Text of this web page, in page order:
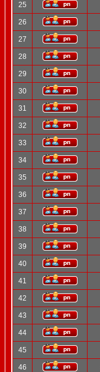
25
26
27
28
29
30
31
32
33
34
35
36
37
38
39
40
41
42
43
44
45
46